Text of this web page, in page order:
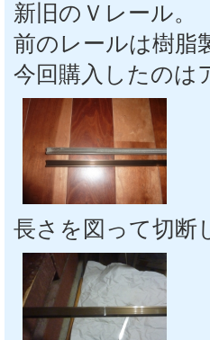
新旧のＶレール。
前のレールは樹脂
今回購入したのは
長さを図って切断